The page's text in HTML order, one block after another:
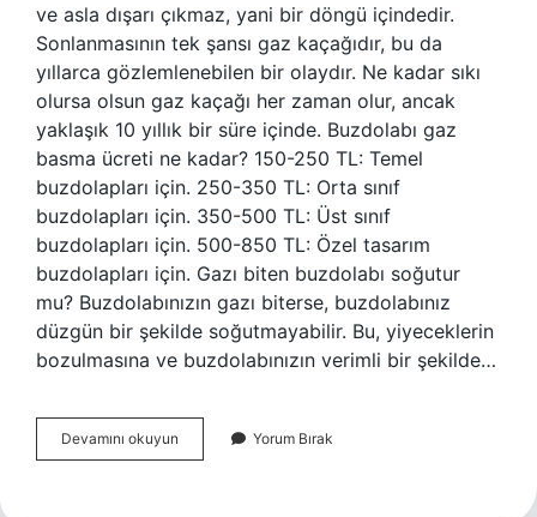
ve asla dışarı çıkmaz, yani bir döngü içindedir.
Sonlanmasının tek şansı gaz kaçağıdır, bu da
yıllarca gözlemlenebilen bir olaydır. Ne kadar sıkı
olursa olsun gaz kaçağı her zaman olur, ancak
yaklaşık 10 yıllık bir süre içinde. Buzdolabı gaz
basma ücreti ne kadar? 150-250 TL: Temel
buzdolapları için. 250-350 TL: Orta sınıf
buzdolapları için. 350-500 TL: Üst sınıf
buzdolapları için. 500-850 TL: Özel tasarım
buzdolapları için. Gazı biten buzdolabı soğutur
mu? Buzdolabınızın gazı biterse, buzdolabınız
düzgün bir şekilde soğutmayabilir. Bu, yiyeceklerin
bozulmasına ve buzdolabınızın verimli bir şekilde…
Devamını okuyun Buzdolabı
Gaz
Yorum Bırak